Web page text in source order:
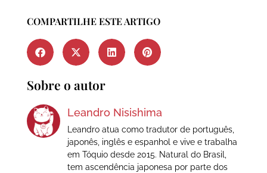
COMPARTILHE ESTE ARTIGO
Sobre o autor
Leandro Nisishima
Leandro atua como tradutor de português,
japonês, inglês e espanhol e vive e trabalha
em Tóquio desde 2015. Natural do Brasil,
tem ascendência japonesa por parte dos